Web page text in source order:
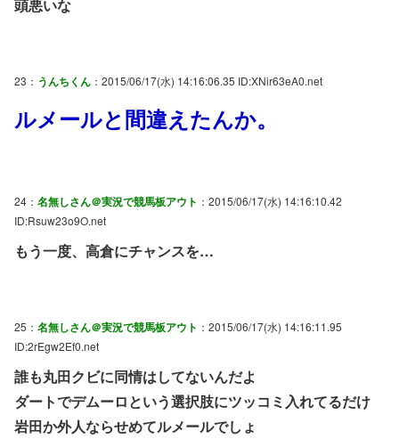
頭悪いな
23： うんちくん ：2015/06/17(水) 14:16:06.35 ID:XNir63eA0.net
ルメールと間違えたんか。
24： 名無しさん＠実況で競馬板アウト ：2015/06/17(水) 14:16:10.42
ID:Rsuw23o9O.net
もう一度、高倉にチャンスを…
25： 名無しさん＠実況で競馬板アウト ：2015/06/17(水) 14:16:11.95
ID:2rEgw2Ef0.net
誰も丸田クビに同情はしてないんだよ
ダートでデムーロという選択肢にツッコミ入れてるだけ
岩田か外人ならせめてルメールでしょ